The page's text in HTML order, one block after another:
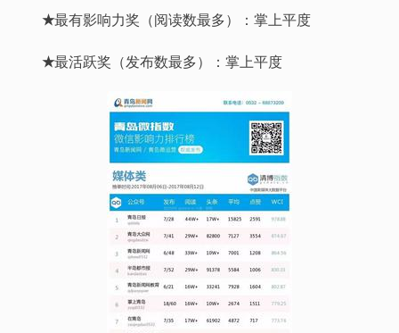
★最有影响力奖（阅读数最多）：掌上平度
★最活跃奖（发布数最多）：掌上平度